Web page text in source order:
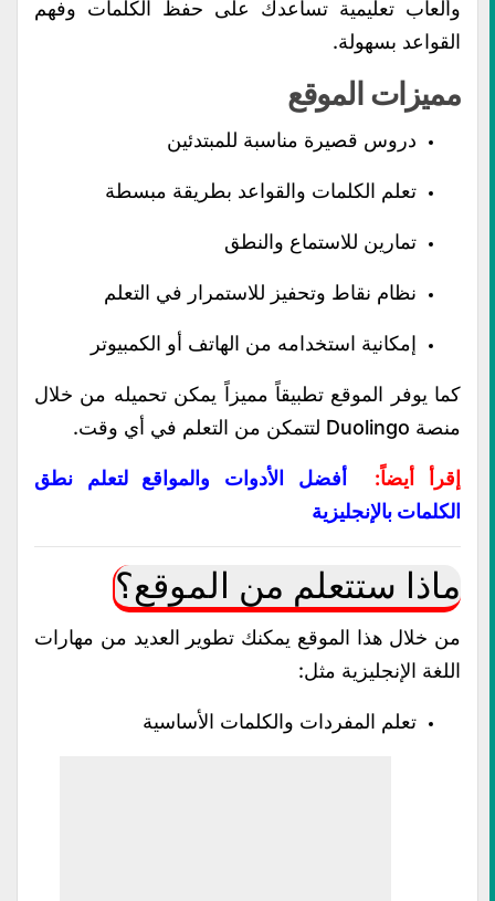
وألعاب تعليمية تساعدك على حفظ الكلمات وفهم
القواعد بسهولة.
مميزات الموقع
دروس قصيرة مناسبة للمبتدئين
تعلم الكلمات والقواعد بطريقة مبسطة
تمارين للاستماع والنطق
نظام نقاط وتحفيز للاستمرار في التعلم
إمكانية استخدامه من الهاتف أو الكمبيوتر
كما يوفر الموقع تطبيقاً مميزاً يمكن تحميله من خلال
منصة Duolingo لتتمكن من التعلم في أي وقت.
إقرأ أيضاً:
أفضل الأدوات والمواقع لتعلم نطق
الكلمات بالإنجليزية
ماذا ستتعلم من الموقع؟
من خلال هذا الموقع يمكنك تطوير العديد من مهارات
اللغة الإنجليزية مثل:
تعلم المفردات والكلمات الأساسية